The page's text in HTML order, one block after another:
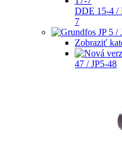
DDE 15-4 /
7
Zobraziť
47 / JP5-48